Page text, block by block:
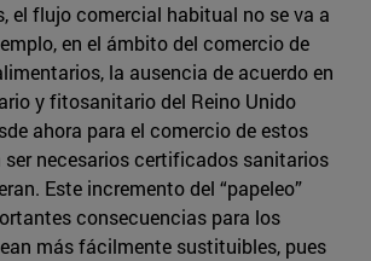
el flujo comercial habitual no se va a
en el ámbito del comercio de
la ausencia de acuerdo en
y fitosanitario del Reino Unido
ahora para el comercio de estos
necesarios certificados sanitarios
Este incremento del “papeleo”
consecuencias para los
más fácilmente sustituibles, pues